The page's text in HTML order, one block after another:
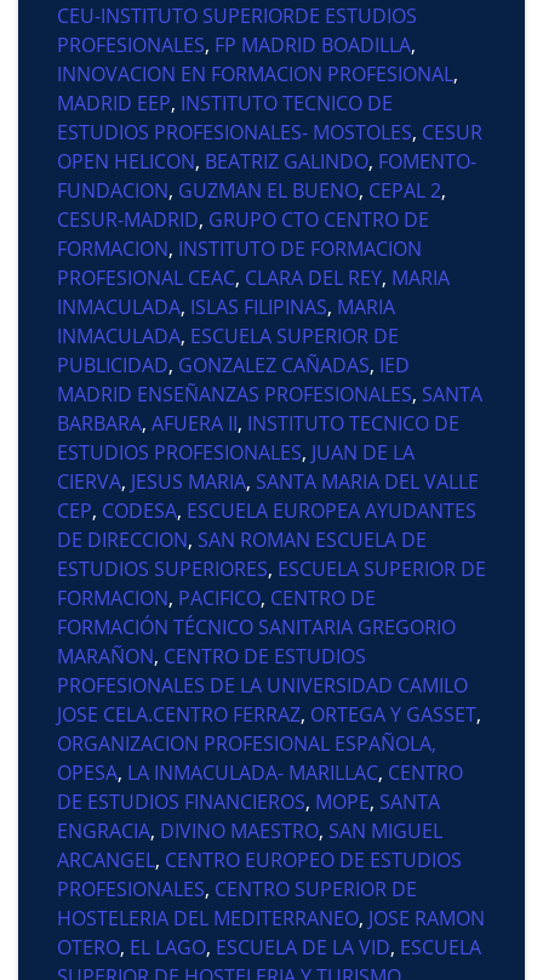
CEU-INSTITUTO SUPERIORDE ESTUDIOS
PROFESIONALES, FP MADRID BOADILLA,
INNOVACION EN FORMACION PROFESIONAL,
MADRID EEP, INSTITUTO TECNICO DE
ESTUDIOS PROFESIONALES- MOSTOLES, CESUR
OPEN HELICON, BEATRIZ GALINDO, FOMENTO-
FUNDACION, GUZMAN EL BUENO, CEPAL 2,
CESUR-MADRID, GRUPO CTO CENTRO DE
FORMACION, INSTITUTO DE FORMACION
PROFESIONAL CEAC, CLARA DEL REY, MARIA
INMACULADA, ISLAS FILIPINAS, MARIA
INMACULADA, ESCUELA SUPERIOR DE
PUBLICIDAD, GONZALEZ CAÑADAS, IED
MADRID ENSEÑANZAS PROFESIONALES, SANTA
BARBARA, AFUERA II, INSTITUTO TECNICO DE
ESTUDIOS PROFESIONALES, JUAN DE LA
CIERVA, JESUS MARIA, SANTA MARIA DEL VALLE
CEP, CODESA, ESCUELA EUROPEA AYUDANTES
DE DIRECCION, SAN ROMAN ESCUELA DE
ESTUDIOS SUPERIORES, ESCUELA SUPERIOR DE
FORMACION, PACIFICO, CENTRO DE
FORMACIÓN TÉCNICO SANITARIA GREGORIO
MARAÑON, CENTRO DE ESTUDIOS
PROFESIONALES DE LA UNIVERSIDAD CAMILO
JOSE CELA.CENTRO FERRAZ, ORTEGA Y GASSET,
ORGANIZACION PROFESIONAL ESPAÑOLA,
OPESA, LA INMACULADA- MARILLAC, CENTRO
DE ESTUDIOS FINANCIEROS, MOPE, SANTA
ENGRACIA, DIVINO MAESTRO, SAN MIGUEL
ARCANGEL, CENTRO EUROPEO DE ESTUDIOS
PROFESIONALES, CENTRO SUPERIOR DE
HOSTELERIA DEL MEDITERRANEO, JOSE RAMON
OTERO, EL LAGO, ESCUELA DE LA VID, ESCUELA